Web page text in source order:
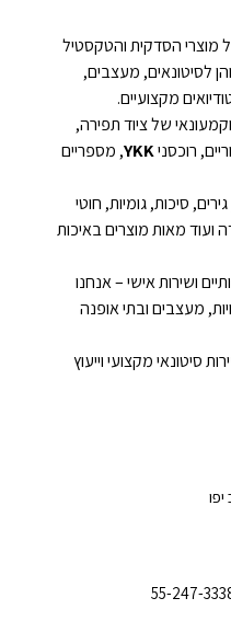
הסדקית והטקסטיל
לסיטונאים, מעצבים,
מקצועיים.
של ציוד תפירה,
רוכסניYKK, מספריים
סיכות, גומיות, חוטי
ועוד מאות מוצרים באיכות
ושירות אישי – אנחנו
מעצבים ובתי אופנה
סיטונאי מקצועי וייעוץ